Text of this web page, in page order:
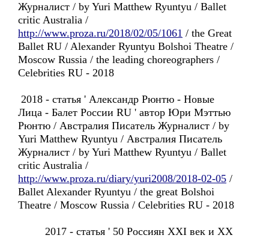
Журналист / by Yuri Matthew Ryuntyu / Ballet
critic Australia /
http://www.proza.ru/2018/02/05/1061 / the Great
Ballet RU / Alexander Ryuntyu Bolshoi Theatre /
Moscow Russia / the leading choreographers /
Celebrities RU - 2018
2018 - статья ' Александр Рюнтю - Новые
Лица - Балет России RU ' автор Юри Мэттью
Рюнтю / Австралия Писатель Журналист / by
Yuri Matthew Ryuntyu / Австралия Писатель
Журналист / by Yuri Matthew Ryuntyu / Ballet
critic Australia /
http://www.proza.ru/diary/yuri2008/2018-02-05 /
Ballet Alexander Ryuntyu / the great Bolshoi
Theatre / Moscow Russia / Celebrities RU - 2018
2017 - статья ' 50 Россиян XXI век и XX